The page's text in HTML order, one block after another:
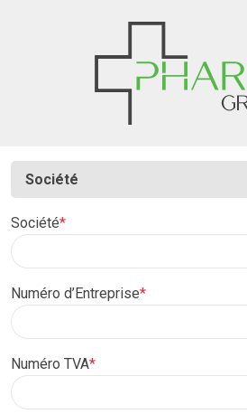
Société
Société*
Numéro d’Entreprise*
Numéro TVA*